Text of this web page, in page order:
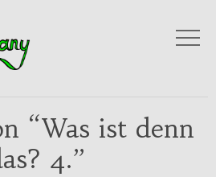
“Was ist denn
4.”